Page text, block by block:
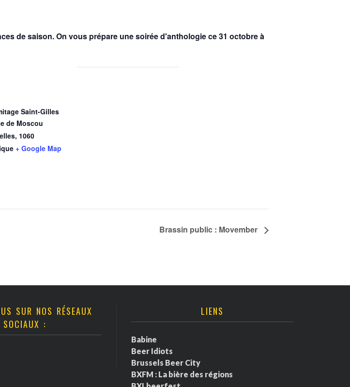
de saison. On vous prépare une soirée d'anthologie ce 31 octobre à
Saint-Gilles
de Moscou
, 1060
+ Google Map
Brassin public : Movember
SUR NOS RÉSEAUX
SOCIAUX :
LIENS
Babine
Beer Idiots
Brussels Beer City
BXFM : La bière des régions